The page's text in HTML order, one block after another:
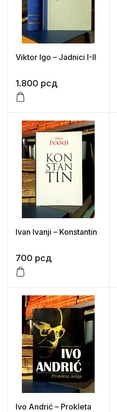
Viktor Igo – Jadnici I-II
1.800 рсд
Ivan Ivanji – Konstantin
700 рсд
Ivo Andrić – Prokleta